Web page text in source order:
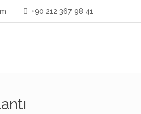
+90 212 367 98 41